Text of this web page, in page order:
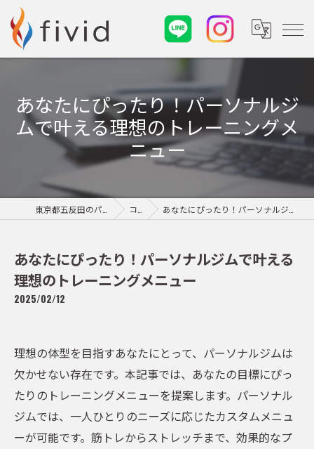
あなたにぴったり！パーソナルジ
ムで叶える理想のトレーニングメ
ニュー
コラム あなたにぴったり！パーソナルジムで叶える理想のトレーニングメニュー
あなたにぴったり！パーソナルジムで叶える
理想のトレーニングメニュー
2025/02/12
理想の体型を目指すあなたにとって、パーソナルジムは
欠かせない存在です。本記事では、あなたの目標にぴっ
たりのトレーニングメニューを提案します。パーソナル
ジムでは、一人ひとりのニーズに応じたカスタムメニュ
ーが可能です。筋トレからストレッチまで、効果的なプ